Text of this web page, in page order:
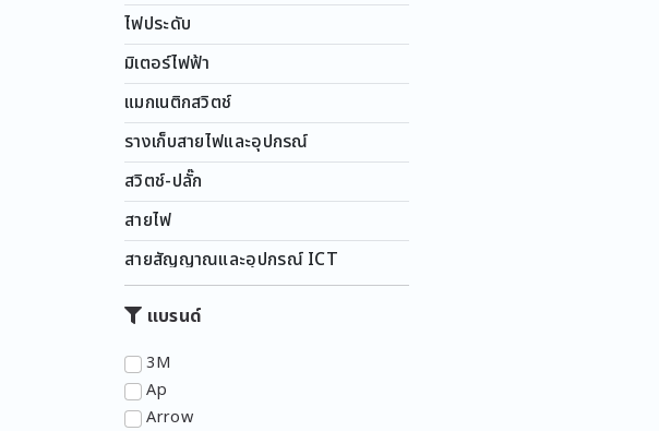
ไฟประดับ
มิเตอร์ไฟฟ้า
แมกเนติกสวิตช์
รางเก็บสายไฟและอุปกรณ์
สวิตช์-ปลั๊ก
สายไฟ
สายสัญญาณและอุปกรณ์ ICT
อุปกรณ์ชาร์จรถไฟฟ้า EV
อุปกรณ์เดินสายไฟ
แบรนด์
3M
Ap
Arrow